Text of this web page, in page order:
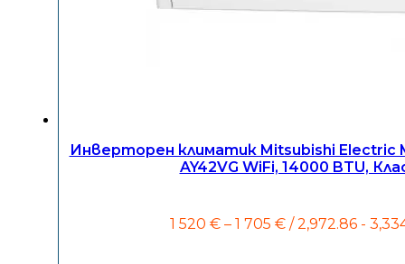
Инверторен климатик Mitsubishi Electric
AY42VG WiFi, 14000 BTU,
1 520 € – 1 705 €Price
/ 2,972.86 -